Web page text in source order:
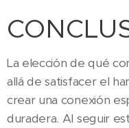
La elección de qué
allá de satisfacer el
crear una conexión
duradera. Al seguir